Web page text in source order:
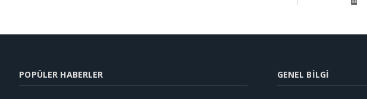
POPÜLER HABERLER GENEL BILGI